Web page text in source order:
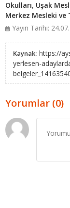
Okulları, Uşak
Merkez Mesleki ve
Yayın Tarihi:
Kaynak: https://
yerlesen-
Yorumlar (0)